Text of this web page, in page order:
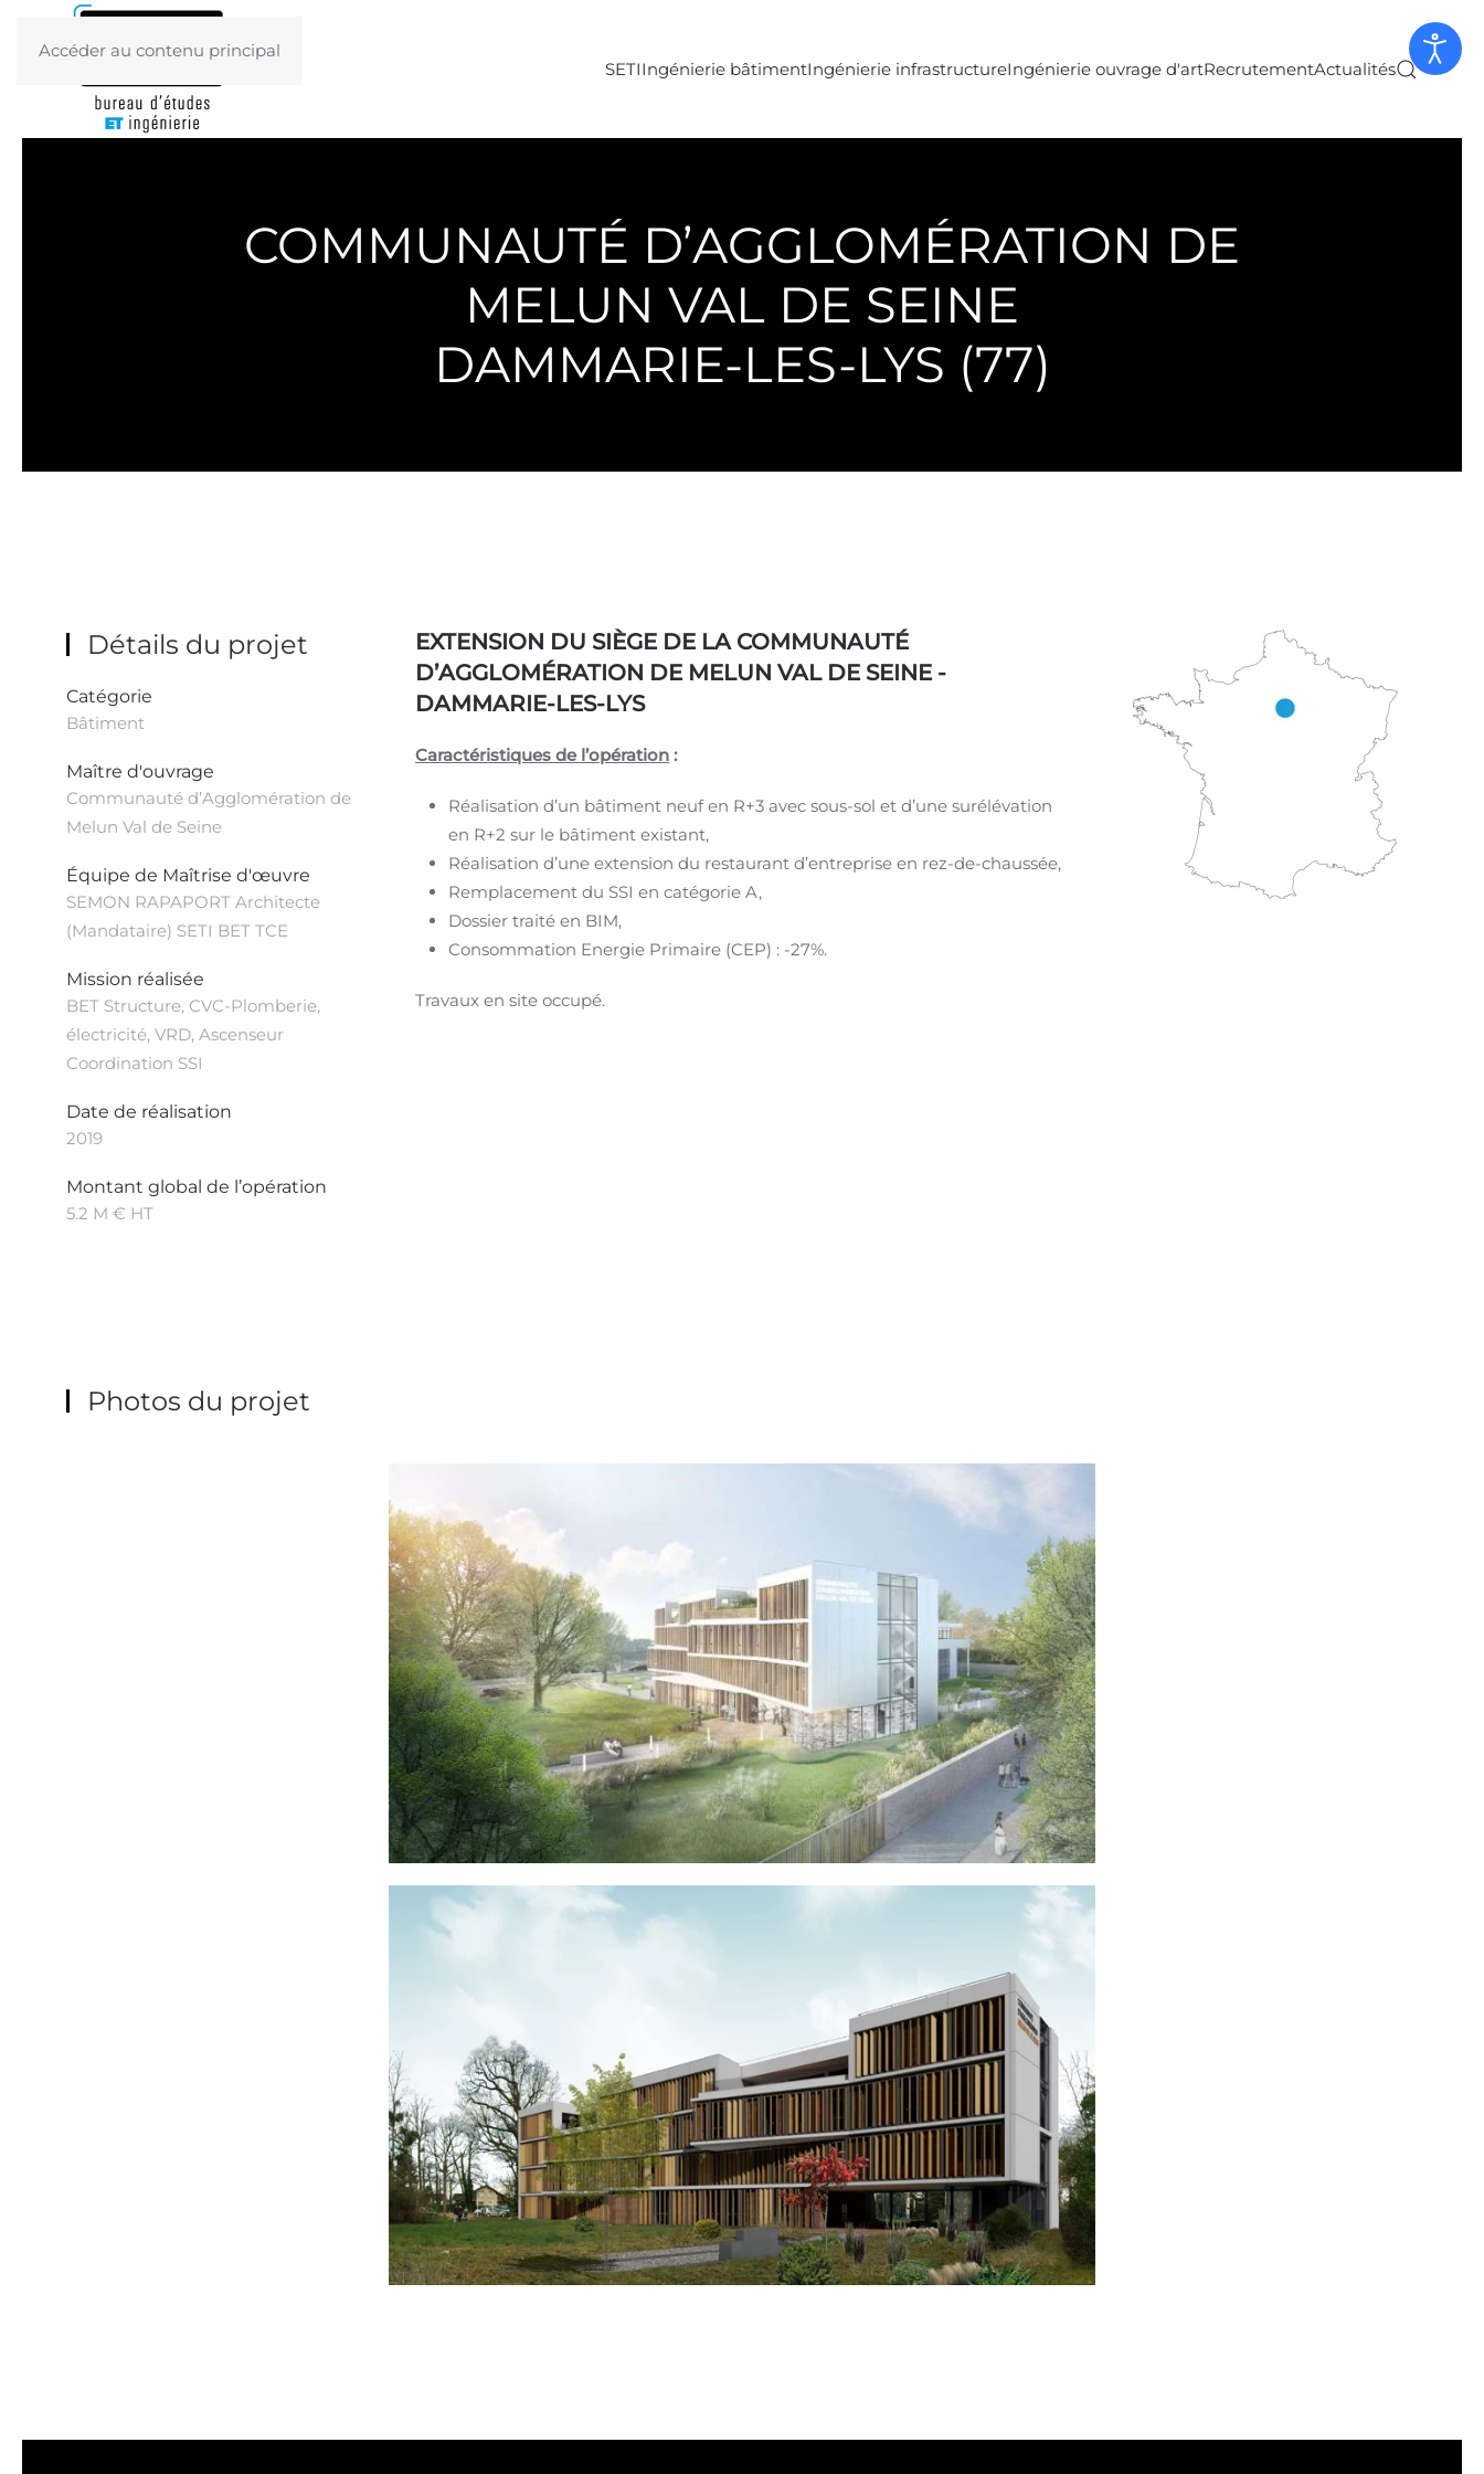
Accéder au contenu principal
SETIIngénierie bâtimentIngénierie infrastructureIngénierie ouvrage d'artRecrutementActualités
COMMUNAUTÉ D’AGGLOMÉRATION DE
MELUN VAL DE SEINE
DAMMARIE-LES-LYS (77)
Détails du projet
Catégorie
Bâtiment
Maître d'ouvrage
Communauté d’Agglomération de
Melun Val de Seine
Équipe de Maîtrise d'œuvre
SEMON RAPAPORT Architecte
(Mandataire) SETI BET TCE
Mission réalisée
BET Structure, CVC-Plomberie,
électricité, VRD, Ascenseur
Coordination SSI
Date de réalisation
2019
Montant global de l’opération
5.2 M € HT
EXTENSION DU SIÈGE DE LA COMMUNAUTÉ
D’AGGLOMÉRATION DE MELUN VAL DE SEINE -
DAMMARIE-LES-LYS
Caractéristiques de l’opération :
Réalisation d’un bâtiment neuf en R+3 avec sous-sol et d’une surélévation
en R+2 sur le bâtiment existant,
Réalisation d’une extension du restaurant d’entreprise en rez-de-chaussée,
Remplacement du SSI en catégorie A,
Dossier traité en BIM,
Consommation Energie Primaire (CEP) : -27%.
Travaux en site occupé.
Photos du projet